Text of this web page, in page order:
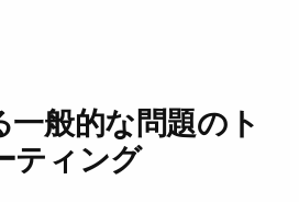
一般的な問題のト
ティング